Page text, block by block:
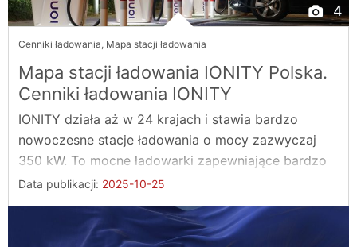
4
Cenniki ładowania, Mapa stacji ładowania
Mapa stacji ładowania IONITY Polska.
Cenniki ładowania IONITY
IONITY działa aż w 24 krajach i stawia bardzo
nowoczesne stacje ładowania o mocy zazwyczaj
350 kW. To mocne ładowarki zapewniające bardzo
...
Data publikacji: 2025-10-25